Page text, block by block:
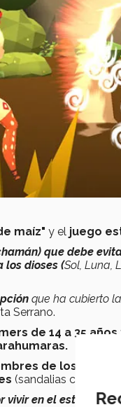
maíz" y el juego
que debe
los dioses (Sol, Luna,
que ha cubierto
Serrano.
de 14 a 35 años
de los pies
(sandalias con
en el estado de